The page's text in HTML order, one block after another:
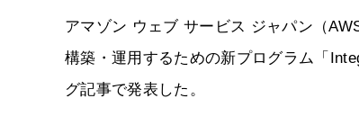
アマゾン ウェブ サービス ジャパン（
構築・運用するための新プログラム「
グ記事で発表した。